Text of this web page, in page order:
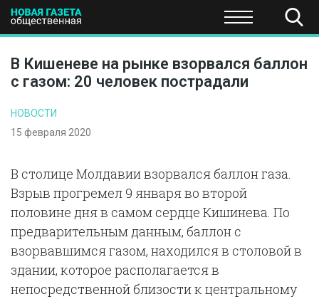
ПОЛИТИКА ЭКОНОМИКА НАУКА И
В Кишеневе на рынке взорвался баллон
с газом: 20 человек пострадали
НОВОСТИ
15 февраля 2020
В столице Молдавии взорвался баллон газа.
Взрыв прогремел 9 января во второй
половине дня в самом сердце Кишинева. По
предварительным данным, баллон с
взорвавшимся газом, находился в столовой в
здании, которое располагается в
непосредственной близости к центральному